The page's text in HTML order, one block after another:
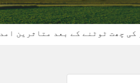
ٹوٹنے کے بعد متاثرین امداد کے